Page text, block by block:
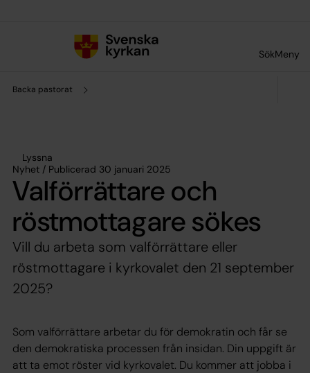
SökMeny
Backa pastorat
Lyssna
Nyhet / Publicerad 30 januari 2025
Valförrättare och
röstmottagare sökes
Vill du arbeta som valförrättare eller
röstmottagare i kyrkovalet den 21 september
2025?
Som valförrättare arbetar du för demokratin och får se
den demokratiska processen från insidan. Din uppgift är
att ta emot röster vid kyrkovalet. Du kommer att jobba i